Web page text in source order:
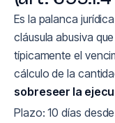
Es la palanca
cláusula abusiva
típicamente el
cálculo de la
sobreseer la
Plazo: 10 días